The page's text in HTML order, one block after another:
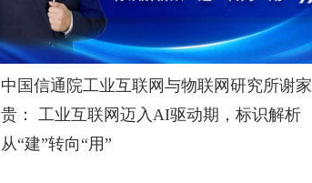
中国信通院工业互联网与物联网研究所谢家
贵： 工业互联网迈入AI驱动期，标识解析
从“建”转向“用”